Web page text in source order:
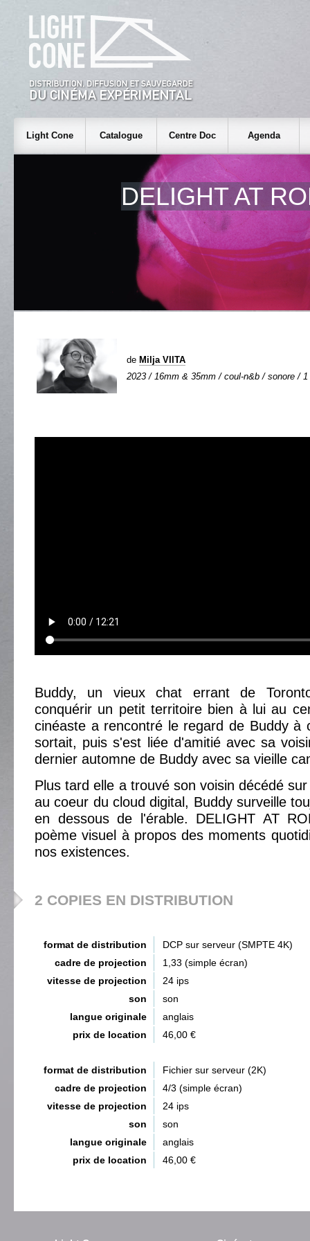
Light Cone Catalogue Centre Doc Agenda
DELIGHT AT
de Milja VIITA
2023 / 16mm & 35mm / coul-n&b / sonore /
Buddy, un vieux chat errant de
conquérir un petit territoire bien à lui au
cinéaste a rencontré le regard de Buddy à
sortait, puis s'est liée d'amitié avec sa
dernier automne de Buddy avec sa vieille
Plus tard elle a trouvé son voisin décédé
au coeur du cloud digital, Buddy surveille
en dessous de l'érable. DELIGHT AT
poème visuel à propos des moments
nos existences.
2 COPIES EN DISTRIBUTION
format de distribution
DCP sur serveur (SMPTE 4K)
cadre de projection
1,33 (simple écran)
vitesse de projection
24 ips
son
son
langue originale
anglais
prix de location
46,00 €
format de distribution
Fichier sur serveur (2K)
cadre de projection
4/3 (simple écran)
vitesse de projection
24 ips
son
son
langue originale
anglais
prix de location
46,00 €